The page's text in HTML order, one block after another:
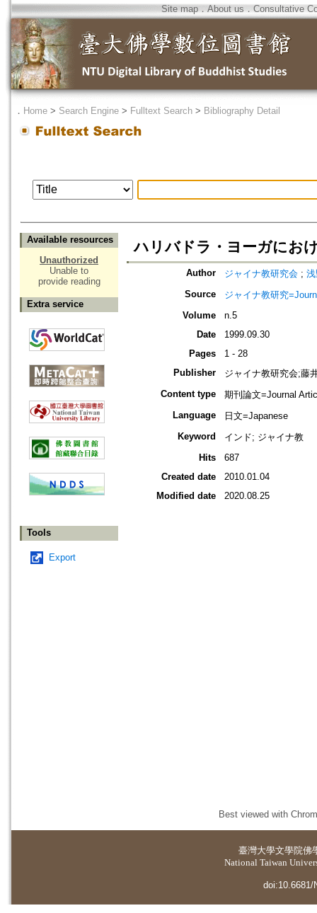
Site map．About us ． Consultative
． Home > Search Engine > Fulltext Search > Bibliography Detail
Available resources
Unauthorized
Unable to
provide reading
Extra service
Tools
Export
ハリバドラ・ヨーガにお
Author ジャイナ教研究会 ;
Source
ジャイナ教研究
Volume
n.5
Date
1999.09.30
Pages
1 - 28
Publisher
ジャイナ教研究会;藤
Content type
期刊論文=Journal
Language
日文=Japanese
Keyword
インド; ジャイナ教
Hits
687
Created date
2010.01.04
Modified date
2020.08.25
Best viewed with
臺灣大學文學院佛
National Taiwan
doi:10.6681/